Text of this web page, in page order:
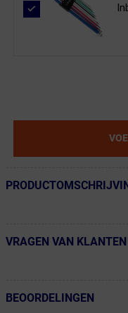
← Terug naar
← Terug naar
VRAGEN VAN KLANTEN
← Terug naar
BEOORDELINGEN